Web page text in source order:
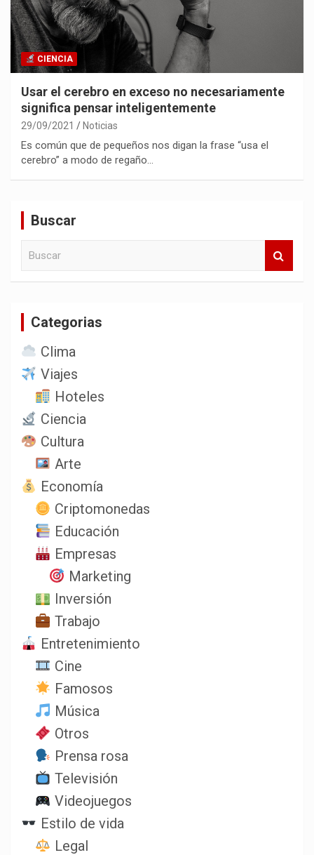
CIENCIA
Usar el cerebro en exceso no necesariamente
significa pensar inteligentemente
29/09/2021 Noticias
Es común que de pequeños nos digan la frase “usa el
cerebro” a modo de regaño…
Buscar
Categorias
Clima
Viajes
Hoteles
Ciencia
Cultura
Arte
Economía
Criptomonedas
Educación
Empresas
Marketing
Inversión
Trabajo
Entretenimiento
Cine
Famosos
Música
Otros
Prensa rosa
Televisión
Videojuegos
Estilo de vida
Legal